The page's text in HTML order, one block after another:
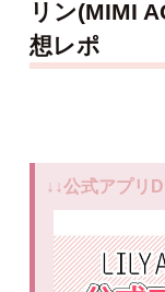
リン(MIMI
想レポ
↓↓公式アプリ